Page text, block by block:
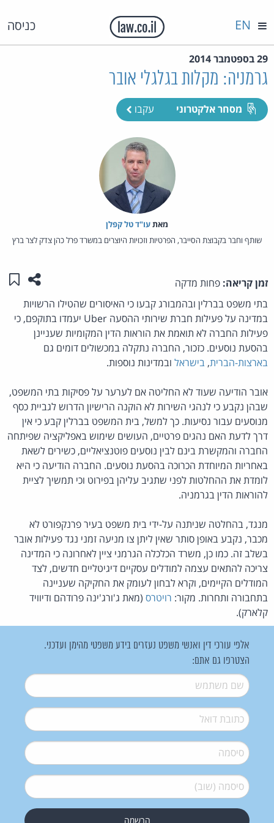
כניסה EN
29 בספטמבר 2014
גרמניה: מקלות בגלגלי אובר
מסחר אלקטרוני עקבו
מאת‏עו"ד טל קפלן
שותף וחבר בקבוצת הסייבר, הפרטיות וזכויות היוצרים במשרד פרל כהן צדק לצר ברץ
זמן קריאה: פחות מדקה שתפו
בתי משפט בברלין ובהמבורג קבעו כי האיסורים שהטילו הרשויות
במדינה על פעילות חברת שירותי ההסעה Uber יעמדו בתוקפם, כי
פעילות החברה לא תואמת את הוראות הדין המקומיות שעניינן
בהסעת נוסעים. כזכור, החברה נתקלה במכשולים דומים גם
בארצות-הברית, בישראל ובמדינות נוספות.
אובר הודיעה שעוד לא החליטה אם לערער על פסיקות בתי המשפט,
שבהן נקבע כי לנהגי השירות לא הוקנה הרישיון הדרוש לגביית כסף
מנוסעים עבור נסיעות. כך למשל, בית המשפט בברלין קבע כי אין
דרך לדעת האם נהגים פרטיים, העושים שימוש באפליקציה שפיתחה
החברה והמקשרת בינם לבין נוסעים פוטנציאליים, כשירים לשאת
באחריות המיוחדת הכרוכה בהסעת נוסעים. החברה הודיעה כי היא
לומדת את ההחלטות לפני שתגיב עליהן בפירוט וכי תמשיך לציית
להוראות הדין בגרמניה.
מנגד, בהחלטה שניתנה על-ידי בית משפט בעיר פרנקפורט לא
מכבר, נקבע באופן סותר שאין ליתן צו מניעה זמני נגד פעילות אובר
בשלב זה. כמו כן, משרד הכלכלה הגרמני ציין לאחרונה כי המדינה
צריכה להתאים עצמה למודלים עסקיים דיגיטליים חדשים, לצד
המודלים הקיימים, וקרא לבחון לעומק את החקיקה שעניינה
בתחבורה ותחרות. מקור: רויטרס (מאת ג'ורג'ינה פרודהם ודיוויד
קלארק).
אלפי עורכי דין ואנשי משפט נעזרים בידע משפטי מהימן ועדכני.
הצטרפו גם אתם:
שם משתמש*
דואל*
סיסמה*
סיסמה (שוב)*